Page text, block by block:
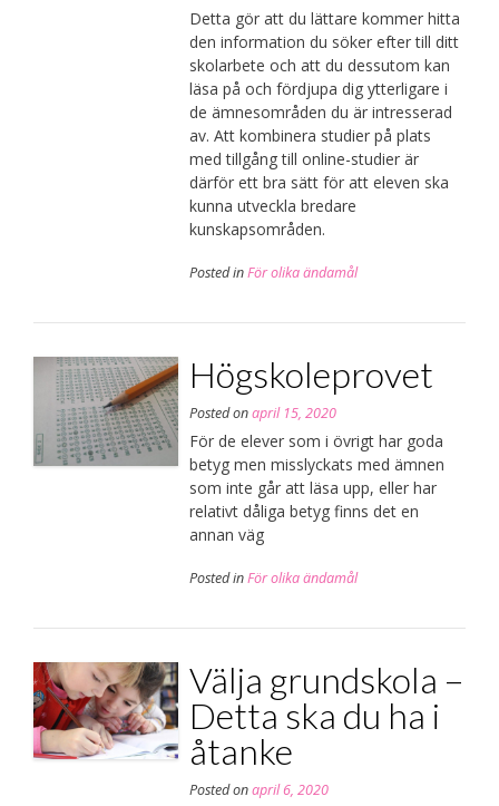
Detta gör att du lättare kommer hitta
den information du söker efter till ditt
skolarbete och att du dessutom kan
läsa på och fördjupa dig ytterligare i
de ämnesområden du är intresserad
av. Att kombinera studier på plats
med tillgång till online-studier är
därför ett bra sätt för att eleven ska
kunna utveckla bredare
kunskapsområden.
Posted inFör olika ändamål
Högskoleprovet
Posted onapril 15, 2020
För de elever som i övrigt har goda
betyg men misslyckats med ämnen
som inte går att läsa upp, eller har
relativt dåliga betyg finns det en
annan väg
Posted inFör olika ändamål
Välja grundskola –
Detta ska du ha i
åtanke
Posted onapril 6, 2020